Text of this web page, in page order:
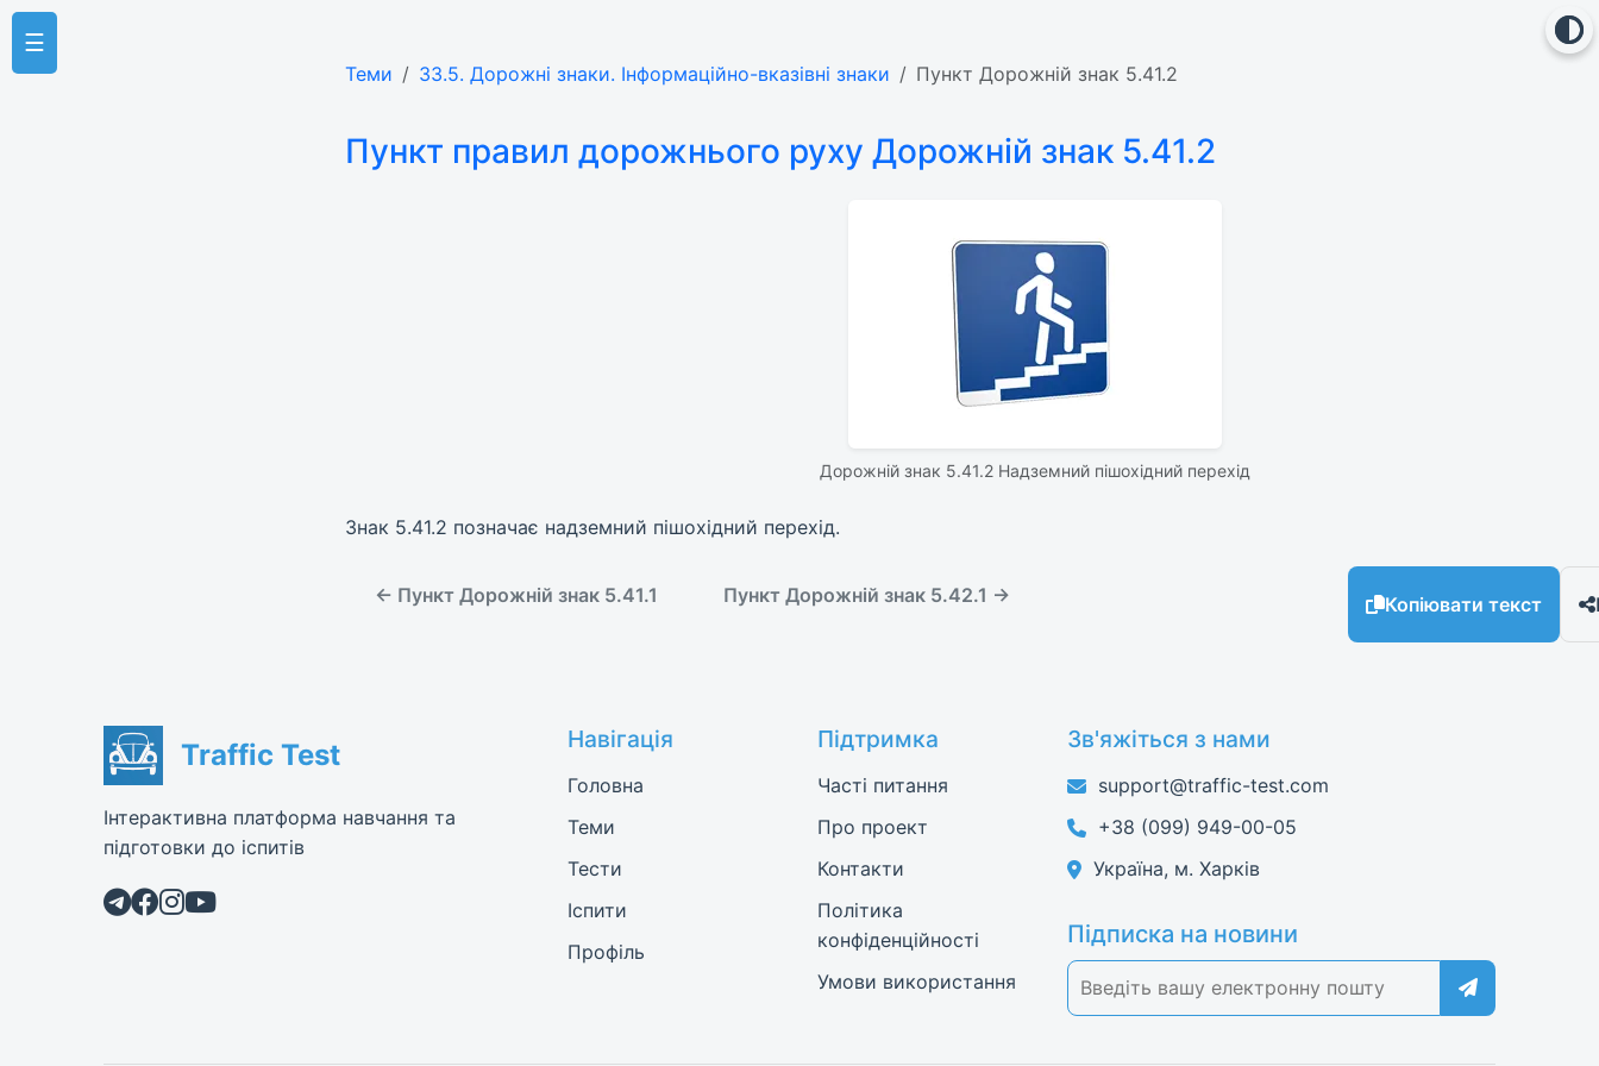
☰
Теми 33.5. Дорожні знаки. Інформаційно-вказівні знаки Пункт Дорожній знак 5.41.2
Пункт правил дорожнього руху Дорожній знак 5.41.2
Дорожній знак 5.41.2 Надземний пішохідний перехід
Знак 5.41.2 позначає надземний пішохідний перехід.
← Пункт Дорожній знак 5.41.1 Пункт Дорожній знак 5.42.1 → Копіювати текст
Traffic Test
Інтерактивна платформа навчання та
підготовки до іспитів
Навігація
Головна
Теми
Тести
Іспити
Профіль
Підтримка
Часті питання
Про проект
Контакти
Політика
конфіденційності
Умови використання
Зв'яжіться з нами
support@traffic-test.com
+38 (099) 949-00-05
Україна, м. Харків
Підписка на новини